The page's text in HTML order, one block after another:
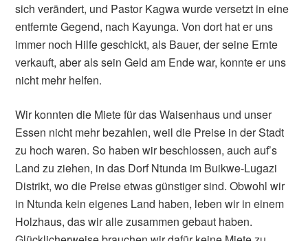
sich verändert, und Pastor Kagwa wurde versetzt in eine
entfernte Gegend, nach Kayunga. Von dort hat er uns
immer noch Hilfe geschickt, als Bauer, der seine Ernte
verkauft, aber als sein Geld am Ende war, konnte er uns
nicht mehr helfen.
Wir konnten die Miete für das Waisenhaus und unser
Essen nicht mehr bezahlen, weil die Preise in der Stadt
zu hoch waren. So haben wir beschlossen, auch auf’s
Land zu ziehen, in das Dorf Ntunda im Buikwe-Lugazi
Distrikt, wo die Preise etwas günstiger sind. Obwohl wir
in Ntunda kein eigenes Land haben, leben wir in einem
Holzhaus, das wir alle zusammen gebaut haben.